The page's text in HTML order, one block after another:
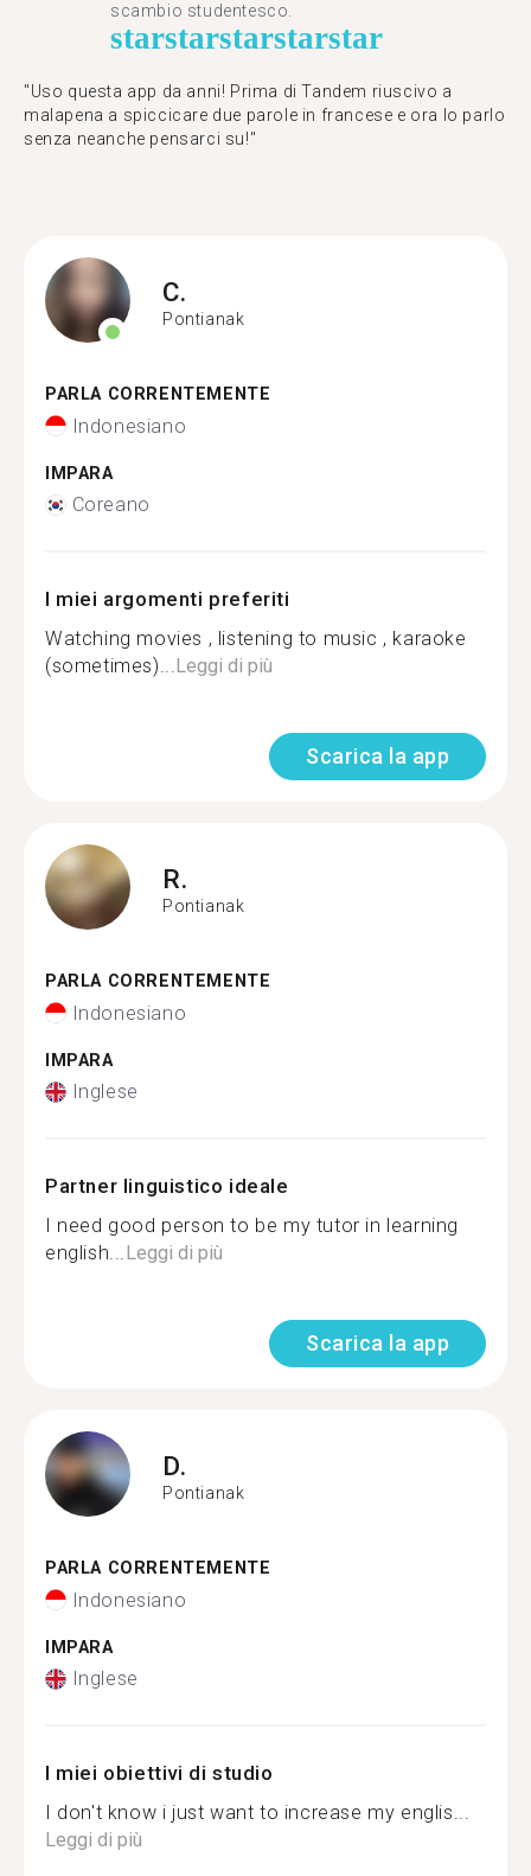
scambio studentesco.
starstarstarstarstar
"Uso questa app da anni! Prima di Tandem riuscivo a
malapena a spiccicare due parole in francese e ora lo parlo
senza neanche pensarci su!"
C.
Pontianak
PARLA CORRENTEMENTE
Indonesiano
IMPARA
Coreano
I miei argomenti preferiti
Watching movies , listening to music , karaoke
(sometimes)...Leggi di più
Scarica la app
R.
Pontianak
PARLA CORRENTEMENTE
Indonesiano
IMPARA
Inglese
Partner linguistico ideale
I need good person to be my tutor in learning
english...Leggi di più
Scarica la app
D.
Pontianak
PARLA CORRENTEMENTE
Indonesiano
IMPARA
Inglese
I miei obiettivi di studio
I don't know i just want to increase my englis...
Leggi di più